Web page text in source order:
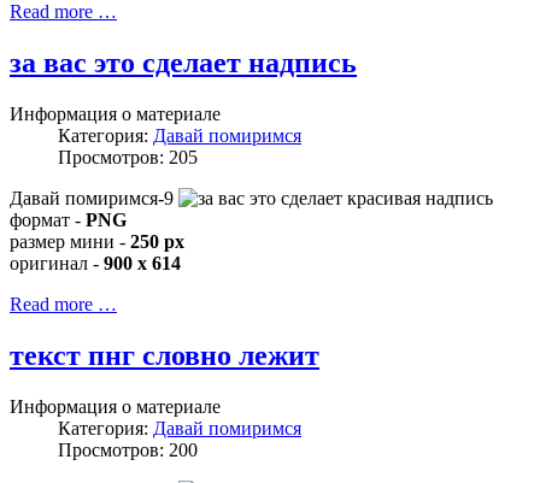
Read more …
за вас это сделает надпись
Информация о материале
Категория: Давай помиримся
Просмотров: 205
Давай помиримся-9
формат - PNG
размер мини - 250 px
оригинал - 900 x 614
Read more …
текст пнг словно лежит
Информация о материале
Категория: Давай помиримся
Просмотров: 200